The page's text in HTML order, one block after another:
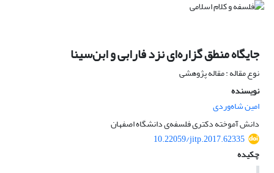
جایگاه منطق گزاره‌ای نزد فارابی و ابن‌سینا
نوع مقاله : مقاله پژوهشی
نویسنده
امین شاه‌وردی
دانش آموخته دکتری فلسفه‌ی دانشگاه اصفهان
10.22059/jitp.2017.62335
چکیده